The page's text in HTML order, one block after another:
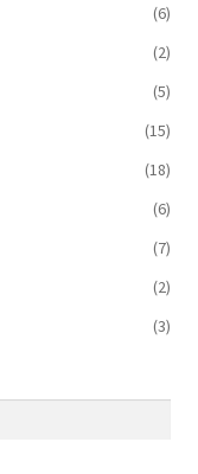
(6)
(2)
(5)
(15)
(18)
(6)
(7)
(2)
(3)